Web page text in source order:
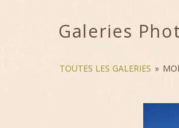
Galeries
TOUTES LES GALERIES »